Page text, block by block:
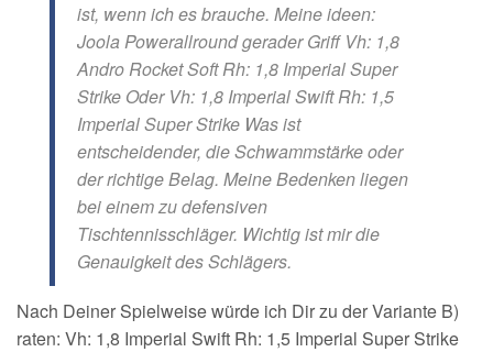
ist, wenn ich es brauche. Meine ideen:
Joola Powerallround gerader Griff Vh: 1,8
Andro Rocket Soft Rh: 1,8 Imperial Super
Strike Oder Vh: 1,8 Imperial Swift Rh: 1,5
Imperial Super Strike Was ist
entscheidender, die Schwammstärke oder
der richtige Belag. Meine Bedenken liegen
bei einem zu defensiven
Tischtennisschläger. Wichtig ist mir die
Genauigkeit des Schlägers.
Nach Deiner Spielweise würde ich Dir zu der Variante B)
raten: Vh: 1,8 Imperial Swift Rh: 1,5 Imperial Super Strike